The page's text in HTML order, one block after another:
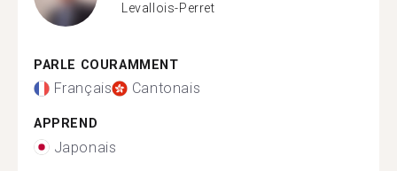
Levallois-Perret
PARLE COURAMMENT
Français Cantonais
APPREND
Japonais